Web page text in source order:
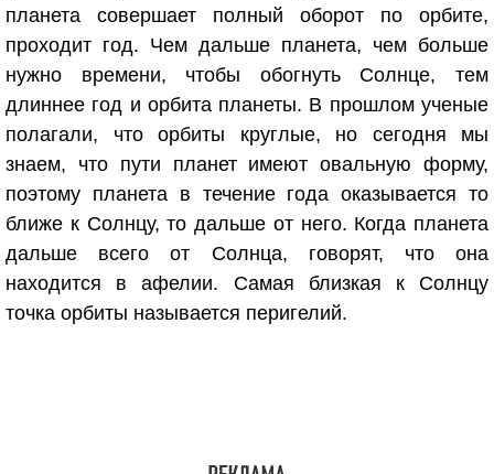
планета совершает полный оборот по орбите,
проходит год. Чем дальше планета, чем больше
нужно времени, чтобы обогнуть Солнце, тем
длиннее год и орбита планеты. В прошлом ученые
полагали, что орбиты круглые, но сегодня мы
знаем, что пути планет имеют овальную форму,
поэтому планета в течение года оказывается то
ближе к Солнцу, то дальше от него. Когда планета
дальше всего от Солнца, говорят, что она
находится в афелии. Самая близкая к Солнцу
точка орбиты называется перигелий.